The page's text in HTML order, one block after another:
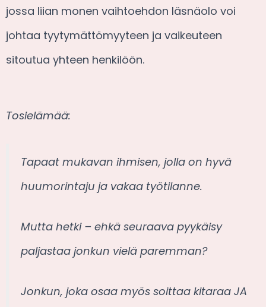
jossa liian monen vaihtoehdon läsnäolo voi
johtaa tyytymättömyyteen ja vaikeuteen
sitoutua yhteen henkilöön.
Tosielämää:
Tapaat mukavan ihmisen, jolla on hyvä
huumorintaju ja vakaa työtilanne.
Mutta hetki – ehkä seuraava pyykäisy
paljastaa jonkun vielä paremman?
Jonkun, joka osaa myös soittaa kitaraa JA